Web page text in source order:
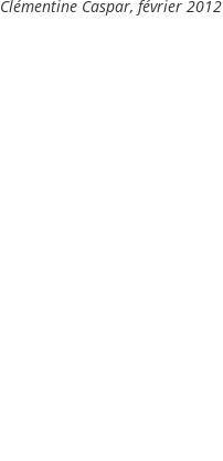
Clémentine Caspar, février 2012